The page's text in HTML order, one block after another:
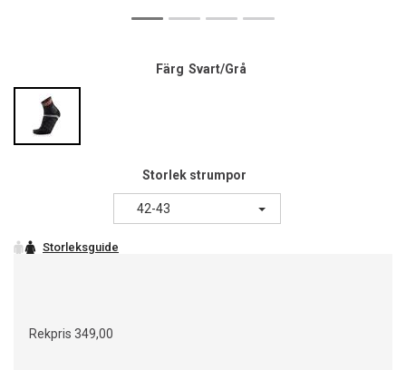
Färg Svart/Grå
Storlek strumpor
42-43
Rekpris 349,00